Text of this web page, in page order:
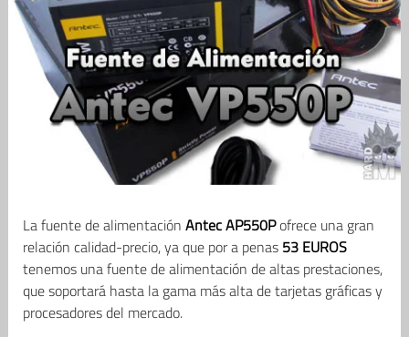
La fuente de alimentación Antec AP550Pofrece una gran
relación calidad-precio, ya que por a penas 53 EUROS
tenemos una fuente de alimentación de altas prestaciones,
que soportará hasta la gama más alta de tarjetas gráficas y
procesadores del mercado.